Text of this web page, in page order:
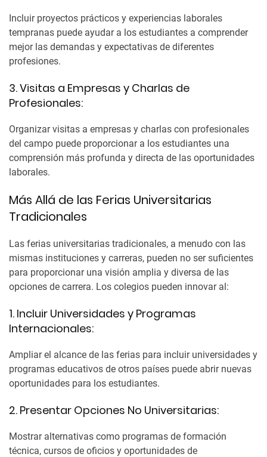
Incluir proyectos prácticos y experiencias laborales
tempranas puede ayudar a los estudiantes a comprender
mejor las demandas y expectativas de diferentes
profesiones.
3. Visitas a Empresas y Charlas de
Profesionales:
Organizar visitas a empresas y charlas con profesionales
del campo puede proporcionar a los estudiantes una
comprensión más profunda y directa de las oportunidades
laborales.
Más Allá de las Ferias Universitarias
Tradicionales
Las ferias universitarias tradicionales, a menudo con las
mismas instituciones y carreras, pueden no ser suficientes
para proporcionar una visión amplia y diversa de las
opciones de carrera. Los colegios pueden innovar al:
1. Incluir Universidades y Programas
Internacionales:
Ampliar el alcance de las ferias para incluir universidades y
programas educativos de otros países puede abrir nuevas
oportunidades para los estudiantes.
2. Presentar Opciones No Universitarias:
Mostrar alternativas como programas de formación
técnica, cursos de oficios y oportunidades de